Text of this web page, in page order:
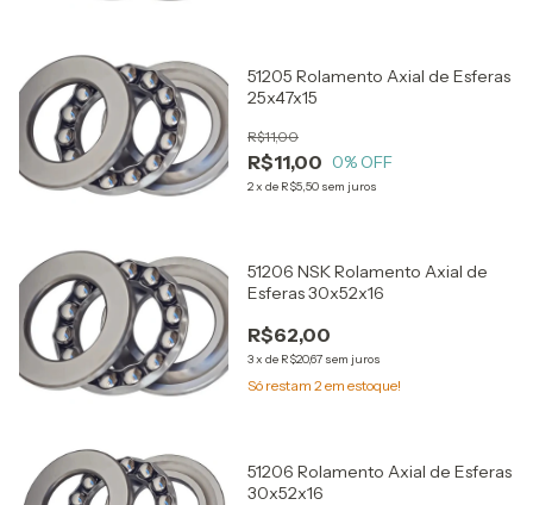
51205 Rolamento Axial de Esferas
25x47x15
R$11,00
R$11,00
0% OFF
2x de R$5,50 sem juros
51206 NSK Rolamento Axial de
Esferas 30x52x16
R$62,00
3x de R$20,67 sem juros
Só restam 2 em estoque!
51206 Rolamento Axial de Esferas
30x52x16